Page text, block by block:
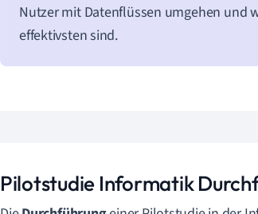
Nutzer mit Datenflüssen umgehen und
effektivsten sind.
Pilotstudie Informatik